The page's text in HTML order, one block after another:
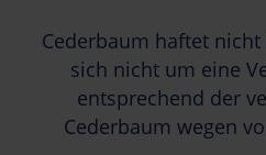
Cederbaum haftet
sich nicht um eine
entsprechend der
Cederbaum wegen